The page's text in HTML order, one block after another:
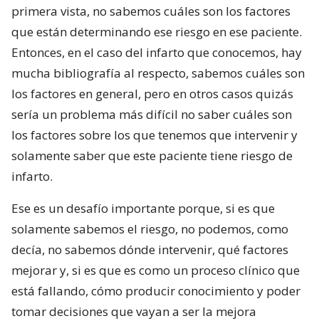
primera vista, no sabemos cuáles son los factores
que están determinando ese riesgo en ese paciente.
Entonces, en el caso del infarto que conocemos, hay
mucha bibliografía al respecto, sabemos cuáles son
los factores en general, pero en otros casos quizás
sería un problema más difícil no saber cuáles son
los factores sobre los que tenemos que intervenir y
solamente saber que este paciente tiene riesgo de
infarto.
Ese es un desafío importante porque, si es que
solamente sabemos el riesgo, no podemos, como
decía, no sabemos dónde intervenir, qué factores
mejorar y, si es que es como un proceso clínico que
está fallando, cómo producir conocimiento y poder
tomar decisiones que vayan a ser la mejora